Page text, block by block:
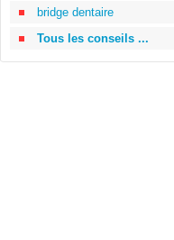
bridge dentaire
Tous les conseils ...